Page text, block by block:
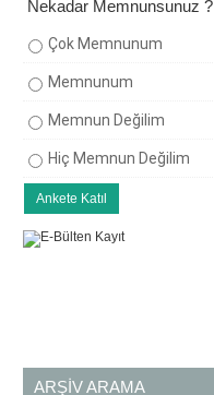
Nekadar Memnunsunuz ?
Çok Memnunum
Memnunum
Memnun Değilim
Hiç Memnun Değilim
ARŞİV ARAMA